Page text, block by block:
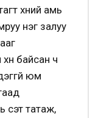
хүний амь
нэг залуу
байсан ч
юм
сэт татаж,